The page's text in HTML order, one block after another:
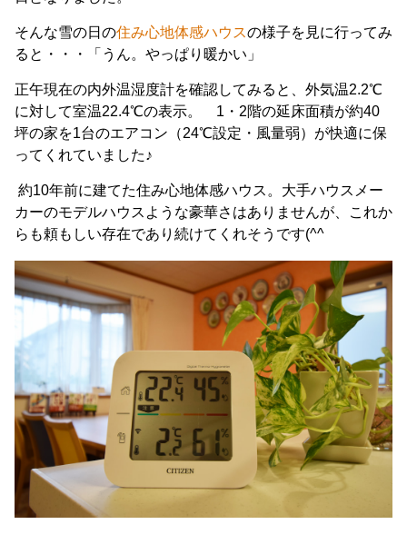
そんな雪の日の住み心地体感ハウスの様子を見に行ってみ
ると・・・「うん。やっぱり暖かい」
正午現在の内外温湿度計を確認してみると、外気温2.2℃
に対して室温22.4℃の表示。 1・2階の延床面積が約40
坪の家を1台のエアコン（24℃設定・風量弱）が快適に保
ってくれていました♪
約10年前に建てた住み心地体感ハウス。大手ハウスメー
カーのモデルハウスような豪華さはありませんが、これか
らも頼もしい存在であり続けてくれそうです(^^